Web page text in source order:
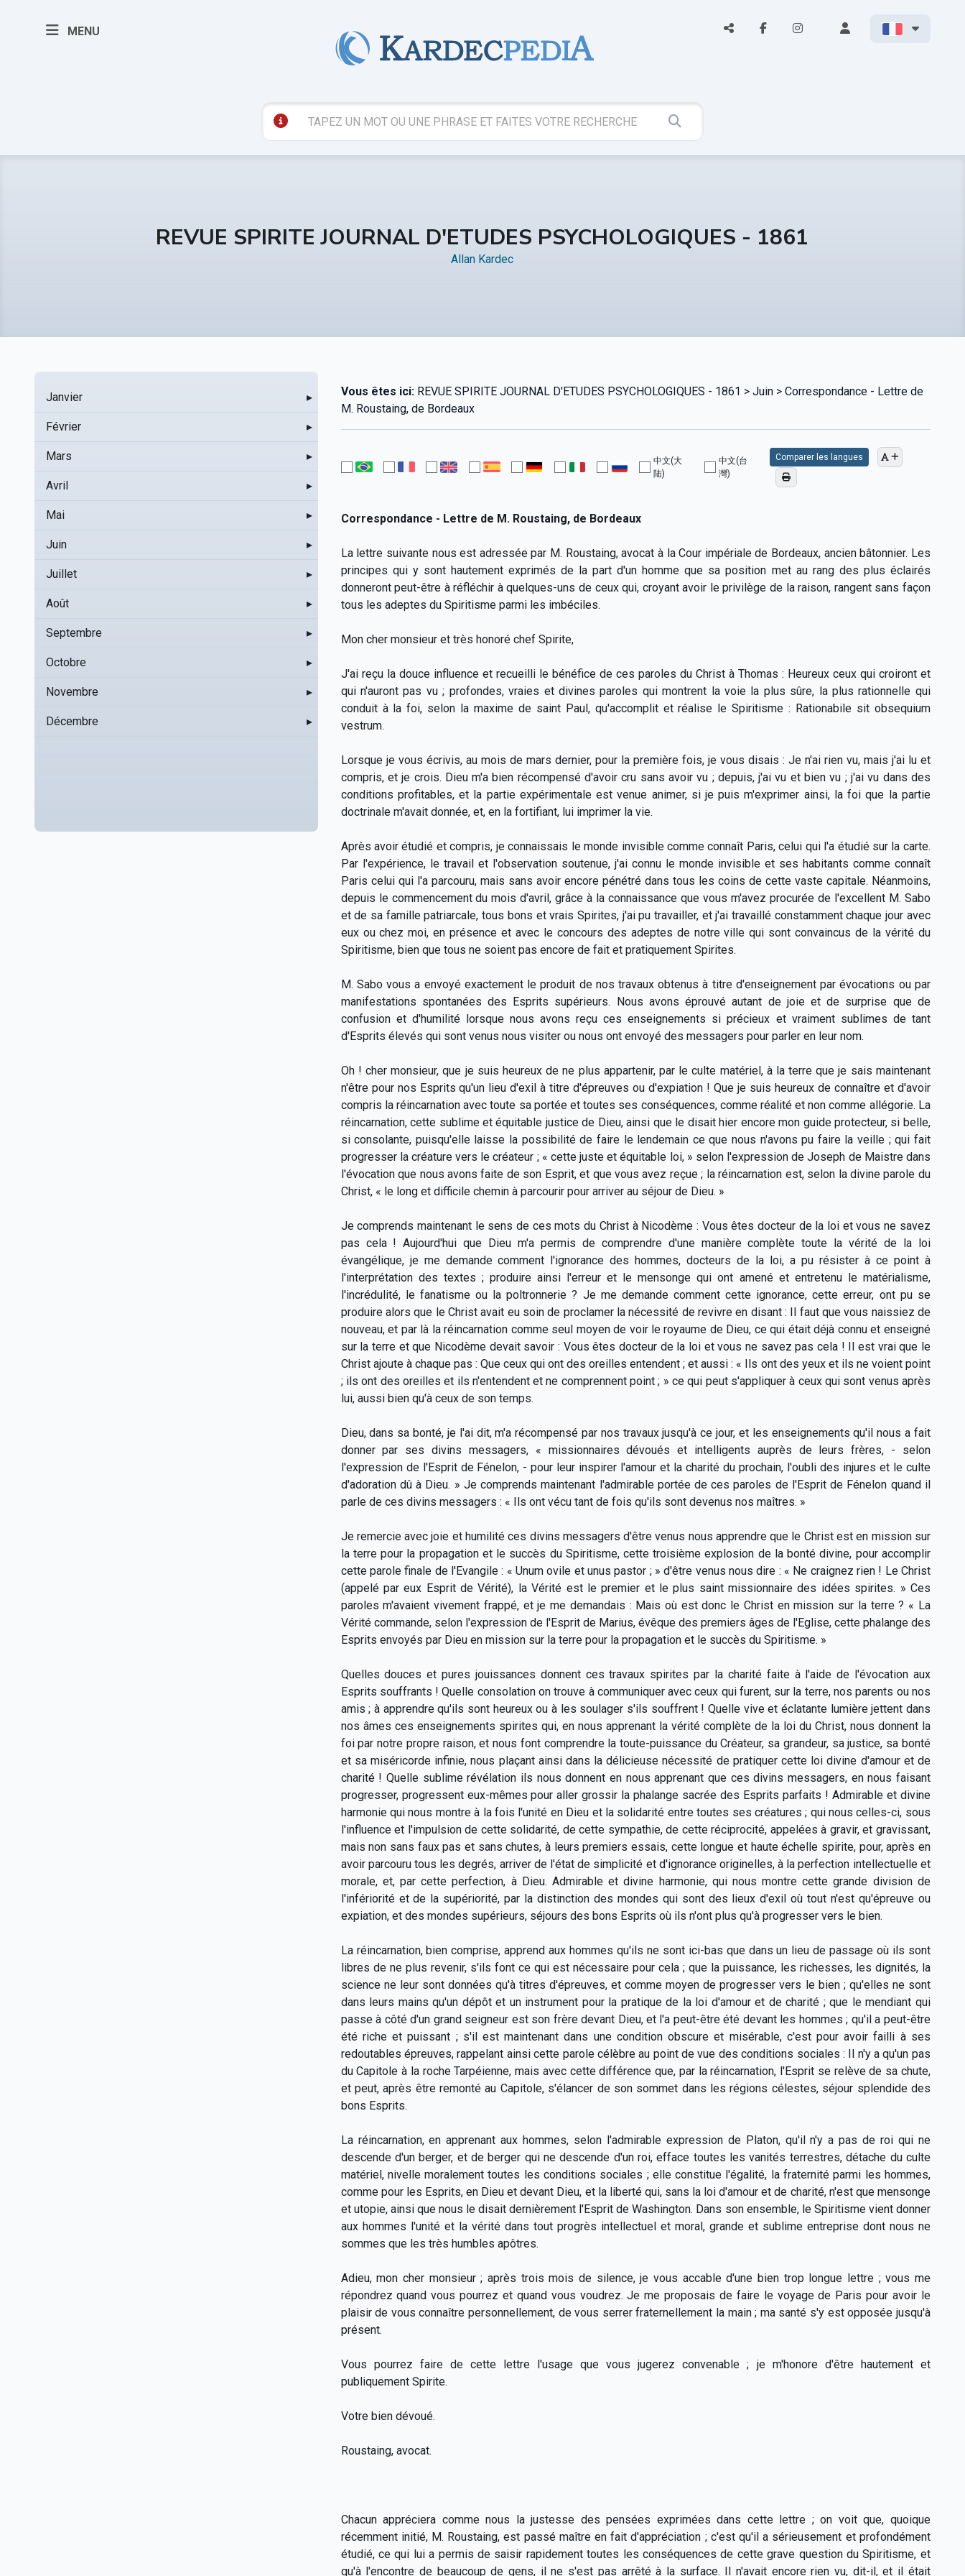
MENU
REVUE SPIRITE JOURNAL D'ETUDES PSYCHOLOGIQUES - 1861
Allan Kardec
Janvier ▸
Février ▸
Mars ▸
Avril ▸
Mai ▸
Juin ▸
Juillet ▸
Août ▸
Septembre ▸
Octobre ▸
Novembre ▸
Décembre ▸
Vous êtes ici:REVUE SPIRITE JOURNAL D'ETUDES PSYCHOLOGIQUES - 1861 > Juin > Correspondance - Lettre de
M. Roustaing, de Bordeaux
中文(大
陆)
中文(台
灣)
Comparer les langues
Correspondance - Lettre de M. Roustaing, de Bordeaux
La lettre suivante nous est adressée par M. Roustaing, avocat à la Cour impériale de Bordeaux, ancien bâtonnier. Les
principes qui y sont hautement exprimés de la part d'un homme que sa position met au rang des plus éclairés
donneront peut-être à réfléchir à quelques-uns de ceux qui, croyant avoir le privilège de la raison, rangent sans façon
tous les adeptes du Spiritisme parmi les imbéciles.
Mon cher monsieur et très honoré chef Spirite,
J'ai reçu la douce influence et recueilli le bénéfice de ces paroles du Christ à Thomas : Heureux ceux qui croiront et
qui n'auront pas vu ; profondes, vraies et divines paroles qui montrent la voie la plus sûre, la plus rationnelle qui
conduit à la foi, selon la maxime de saint Paul, qu'accomplit et réalise le Spiritisme : Rationabile sit obsequium
vestrum.
Lorsque je vous écrivis, au mois de mars dernier, pour la première fois, je vous disais : Je n'ai rien vu, mais j'ai lu et
compris, et je crois. Dieu m'a bien récompensé d'avoir cru sans avoir vu ; depuis, j'ai vu et bien vu ; j'ai vu dans des
conditions profitables, et la partie expérimentale est venue animer, si je puis m'exprimer ainsi, la foi que la partie
doctrinale m'avait donnée, et, en la fortifiant, lui imprimer la vie.
Après avoir étudié et compris, je connaissais le monde invisible comme connaît Paris, celui qui l'a étudié sur la carte.
Par l'expérience, le travail et l'observation soutenue, j'ai connu le monde invisible et ses habitants comme connaît
Paris celui qui l'a parcouru, mais sans avoir encore pénétré dans tous les coins de cette vaste capitale. Néanmoins,
depuis le commencement du mois d'avril, grâce à la connaissance que vous m'avez procurée de l'excellent M. Sabo
et de sa famille patriarcale, tous bons et vrais Spirites, j'ai pu travailler, et j'ai travaillé constamment chaque jour avec
eux ou chez moi, en présence et avec le concours des adeptes de notre ville qui sont convaincus de la vérité du
Spiritisme, bien que tous ne soient pas encore de fait et pratiquement Spirites.
M. Sabo vous a envoyé exactement le produit de nos travaux obtenus à titre d'enseignement par évocations ou par
manifestations spontanées des Esprits supérieurs. Nous avons éprouvé autant de joie et de surprise que de
confusion et d'humilité lorsque nous avons reçu ces enseignements si précieux et vraiment sublimes de tant
d'Esprits élevés qui sont venus nous visiter ou nous ont envoyé des messagers pour parler en leur nom.
Oh ! cher monsieur, que je suis heureux de ne plus appartenir, par le culte matériel, à la terre que je sais maintenant
n'être pour nos Esprits qu'un lieu d'exil à titre d'épreuves ou d'expiation ! Que je suis heureux de connaître et d'avoir
compris la réincarnation avec toute sa portée et toutes ses conséquences, comme réalité et non comme allégorie. La
réincarnation, cette sublime et équitable justice de Dieu, ainsi que le disait hier encore mon guide protecteur, si belle,
si consolante, puisqu'elle laisse la possibilité de faire le lendemain ce que nous n'avons pu faire la veille ; qui fait
progresser la créature vers le créateur ; « cette juste et équitable loi, » selon l'expression de Joseph de Maistre dans
l'évocation que nous avons faite de son Esprit, et que vous avez reçue ; la réincarnation est, selon la divine parole du
Christ, « le long et difficile chemin à parcourir pour arriver au séjour de Dieu. »
Je comprends maintenant le sens de ces mots du Christ à Nicodème : Vous êtes docteur de la loi et vous ne savez
pas cela ! Aujourd'hui que Dieu m'a permis de comprendre d'une manière complète toute la vérité de la loi
évangélique, je me demande comment l'ignorance des hommes, docteurs de la loi, a pu résister à ce point à
l'interprétation des textes ; produire ainsi l'erreur et le mensonge qui ont amené et entretenu le matérialisme,
l'incrédulité, le fanatisme ou la poltronnerie ? Je me demande comment cette ignorance, cette erreur, ont pu se
produire alors que le Christ avait eu soin de proclamer la nécessité de revivre en disant : Il faut que vous naissiez de
nouveau, et par là la réincarnation comme seul moyen de voir le royaume de Dieu, ce qui était déjà connu et enseigné
sur la terre et que Nicodème devait savoir : Vous êtes docteur de la loi et vous ne savez pas cela ! Il est vrai que le
Christ ajoute à chaque pas : Que ceux qui ont des oreilles entendent ; et aussi : « Ils ont des yeux et ils ne voient point
; ils ont des oreilles et ils n'entendent et ne comprennent point ; » ce qui peut s'appliquer à ceux qui sont venus après
lui, aussi bien qu'à ceux de son temps.
Dieu, dans sa bonté, je l'ai dit, m'a récompensé par nos travaux jusqu'à ce jour, et les enseignements qu'il nous a fait
donner par ses divins messagers, « missionnaires dévoués et intelligents auprès de leurs frères, - selon
l'expression de l'Esprit de Fénelon, - pour leur inspirer l'amour et la charité du prochain, l'oubli des injures et le culte
d'adoration dû à Dieu. » Je comprends maintenant l'admirable portée de ces paroles de l'Esprit de Fénelon quand il
parle de ces divins messagers : « Ils ont vécu tant de fois qu'ils sont devenus nos maîtres. »
Je remercie avec joie et humilité ces divins messagers d'être venus nous apprendre que le Christ est en mission sur
la terre pour la propagation et le succès du Spiritisme, cette troisième explosion de la bonté divine, pour accomplir
cette parole finale de l'Evangile : « Unum ovile et unus pastor ; » d'être venus nous dire : « Ne craignez rien ! Le Christ
(appelé par eux Esprit de Vérité), la Vérité est le premier et le plus saint missionnaire des idées spirites. » Ces
paroles m'avaient vivement frappé, et je me demandais : Mais où est donc le Christ en mission sur la terre ? « La
Vérité commande, selon l'expression de l'Esprit de Marius, évêque des premiers âges de l'Eglise, cette phalange des
Esprits envoyés par Dieu en mission sur la terre pour la propagation et le succès du Spiritisme. »
Quelles douces et pures jouissances donnent ces travaux spirites par la charité faite à l'aide de l'évocation aux
Esprits souffrants ! Quelle consolation on trouve à communiquer avec ceux qui furent, sur la terre, nos parents ou nos
amis ; à apprendre qu'ils sont heureux ou à les soulager s'ils souffrent ! Quelle vive et éclatante lumière jettent dans
nos âmes ces enseignements spirites qui, en nous apprenant la vérité complète de la loi du Christ, nous donnent la
foi par notre propre raison, et nous font comprendre la toute-puissance du Créateur, sa grandeur, sa justice, sa bonté
et sa miséricorde infinie, nous plaçant ainsi dans la délicieuse nécessité de pratiquer cette loi divine d'amour et de
charité ! Quelle sublime révélation ils nous donnent en nous apprenant que ces divins messagers, en nous faisant
progresser, progressent eux-mêmes pour aller grossir la phalange sacrée des Esprits parfaits ! Admirable et divine
harmonie qui nous montre à la fois l'unité en Dieu et la solidarité entre toutes ses créatures ; qui nous celles-ci, sous
l'influence et l'impulsion de cette solidarité, de cette sympathie, de cette réciprocité, appelées à gravir, et gravissant,
mais non sans faux pas et sans chutes, à leurs premiers essais, cette longue et haute échelle spirite, pour, après en
avoir parcouru tous les degrés, arriver de l'état de simplicité et d'ignorance originelles, à la perfection intellectuelle et
morale, et, par cette perfection, à Dieu. Admirable et divine harmonie, qui nous montre cette grande division de
l'infériorité et de la supériorité, par la distinction des mondes qui sont des lieux d'exil où tout n'est qu'épreuve ou
expiation, et des mondes supérieurs, séjours des bons Esprits où ils n'ont plus qu'à progresser vers le bien.
La réincarnation, bien comprise, apprend aux hommes qu'ils ne sont ici-bas que dans un lieu de passage où ils sont
libres de ne plus revenir, s'ils font ce qui est nécessaire pour cela ; que la puissance, les richesses, les dignités, la
science ne leur sont données qu'à titres d'épreuves, et comme moyen de progresser vers le bien ; qu'elles ne sont
dans leurs mains qu'un dépôt et un instrument pour la pratique de la loi d'amour et de charité ; que le mendiant qui
passe à côté d'un grand seigneur est son frère devant Dieu, et l'a peut-être été devant les hommes ; qu'il a peut-être
été riche et puissant ; s'il est maintenant dans une condition obscure et misérable, c'est pour avoir failli à ses
redoutables épreuves, rappelant ainsi cette parole célèbre au point de vue des conditions sociales : Il n'y a qu'un pas
du Capitole à la roche Tarpéienne, mais avec cette différence que, par la réincarnation, l'Esprit se relève de sa chute,
et peut, après être remonté au Capitole, s'élancer de son sommet dans les régions célestes, séjour splendide des
bons Esprits.
La réincarnation, en apprenant aux hommes, selon l'admirable expression de Platon, qu'il n'y a pas de roi qui ne
descende d'un berger, et de berger qui ne descende d'un roi, efface toutes les vanités terrestres, détache du culte
matériel, nivelle moralement toutes les conditions sociales ; elle constitue l'égalité, la fraternité parmi les hommes,
comme pour les Esprits, en Dieu et devant Dieu, et la liberté qui, sans la loi d'amour et de charité, n'est que mensonge
et utopie, ainsi que nous le disait dernièrement l'Esprit de Washington. Dans son ensemble, le Spiritisme vient donner
aux hommes l'unité et la vérité dans tout progrès intellectuel et moral, grande et sublime entreprise dont nous ne
sommes que les très humbles apôtres.
Adieu, mon cher monsieur ; après trois mois de silence, je vous accable d'une bien trop longue lettre ; vous me
répondrez quand vous pourrez et quand vous voudrez. Je me proposais de faire le voyage de Paris pour avoir le
plaisir de vous connaître personnellement, de vous serrer fraternellement la main ; ma santé s'y est opposée jusqu'à
présent.
Vous pourrez faire de cette lettre l'usage que vous jugerez convenable ; je m'honore d'être hautement et
publiquement Spirite.
Votre bien dévoué.
Roustaing, avocat.
Chacun appréciera comme nous la justesse des pensées exprimées dans cette lettre ; on voit que, quoique
récemment initié, M. Roustaing, est passé maître en fait d'appréciation ; c'est qu'il a sérieusement et profondément
étudié, ce qui lui a permis de saisir rapidement toutes les conséquences de cette grave question du Spiritisme, et
qu'à l'encontre de beaucoup de gens, il ne s'est pas arrêté à la surface. Il n'avait encore rien vu, dit-il, et il était